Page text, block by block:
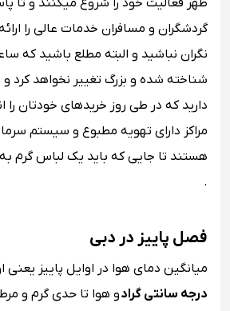
ظهر فعالیت خود را شروع میکنند و تا
گردشگران و مسافران خدمات عالی را
نگران نباشید و البته مطلع باشید که
شناخته شده و بزرگ تغییر نخواهد کرد و
دارید که در طی روز خریدهای خودتان را
مراکز دارای تهویه مطبوع و سیستم
هستند تا جایی که باید یک لباس گرم
.
فصل پاییز در دبی
میانگین دمای هوا در اوایل پاییز یعنی
درجه سانتی گرادو هوا تا حدی گرم و